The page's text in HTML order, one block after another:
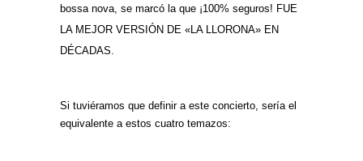
bossa nova, se marcó la que ¡100% seguros! FUE
LA MEJOR VERSIÓN DE «LA LLORONA» EN
DÉCADAS.
Si tuviéramos que definir a este concierto, sería el
equivalente a estos cuatro temazos: